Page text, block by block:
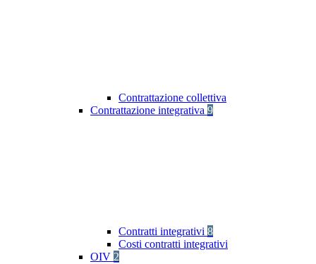
Contrattazione collettiva
Contrattazione integrativa 9
Contratti integrativi 8
Costi contratti integrativi
OIV 2